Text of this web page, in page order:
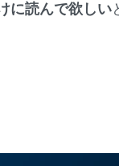
に読んで欲しい